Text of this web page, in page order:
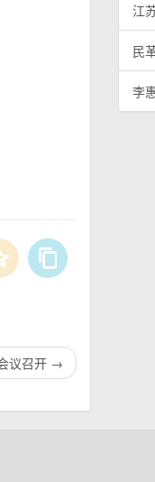
议召开 →
江
民
李